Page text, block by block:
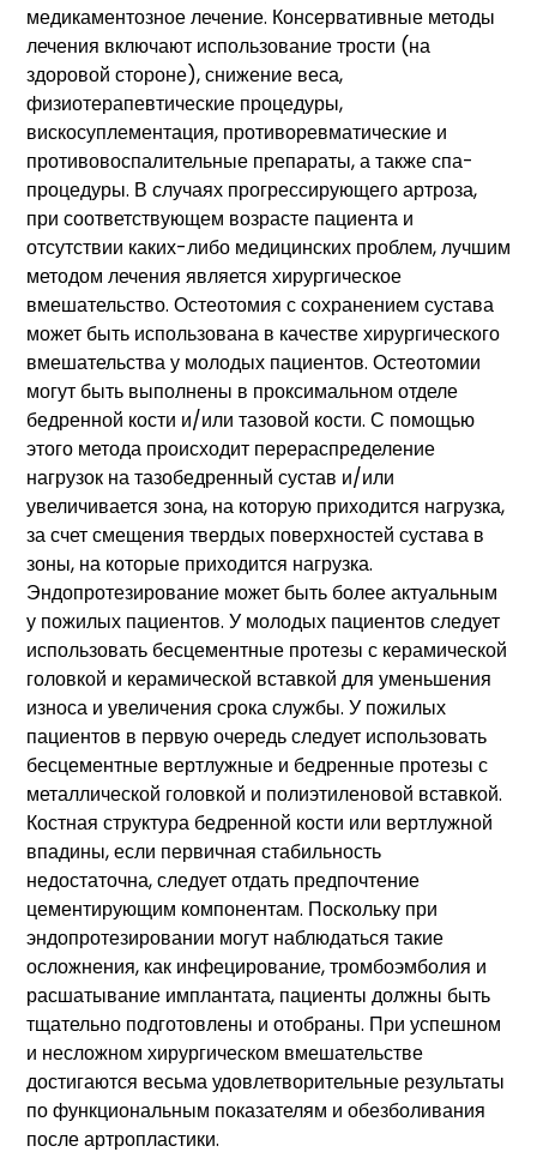
медикаментозное лечение. Консервативные методы
лечения включают использование трости (на
здоровой стороне), снижение веса,
физиотерапевтические процедуры,
вискосуплементация, противоревматические и
противовоспалительные препараты, а также спа-
процедуры. В случаях прогрессирующего артроза,
при соответствующем возрасте пациента и
отсутствии каких-либо медицинских проблем, лучшим
методом лечения является хирургическое
вмешательство. Остеотомия с сохранением сустава
может быть использована в качестве хирургического
вмешательства у молодых пациентов. Остеотомии
могут быть выполнены в проксимальном отделе
бедренной кости и/или тазовой кости. С помощью
этого метода происходит перераспределение
нагрузок на тазобедренный сустав и/или
увеличивается зона, на которую приходится нагрузка,
за счет смещения твердых поверхностей сустава в
зоны, на которые приходится нагрузка.
Эндопротезирование может быть более актуальным
у пожилых пациентов. У молодых пациентов следует
использовать бесцементные протезы с керамической
головкой и керамической вставкой для уменьшения
износа и увеличения срока службы. У пожилых
пациентов в первую очередь следует использовать
бесцементные вертлужные и бедренные протезы с
металлической головкой и полиэтиленовой вставкой.
Костная структура бедренной кости или вертлужной
впадины, если первичная стабильность
недостаточна, следует отдать предпочтение
цементирующим компонентам. Поскольку при
эндопротезировании могут наблюдаться такие
осложнения, как инфецирование, тромбоэмболия и
расшатывание имплантата, пациенты должны быть
тщательно подготовлены и отобраны. При успешном
и несложном хирургическом вмешательстве
достигаются весьма удовлетворительные результаты
по функциональным показателям и обезболивания
после артропластики.